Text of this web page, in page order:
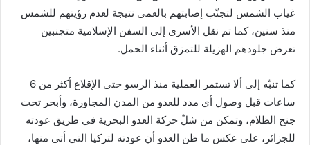
غياب الشمس لتجنّب إصابتهم بالعمى نتيجة لعدم رؤيتهم للشمس
منذ سنين، كما تم نقل الأسرى إلى السفن الإسلامية متجنبين
تعرض جلودهم الهزيلة للتمزق أثناء الحمل.
كما تنبّه إلى ألا تستمر العملية منذ الرسو حتى الإقلاع أكثر من 6
ساعات قبل وصول أي مدد للعدو من المدن المجاورة، وأبحر تحت
جنح الظلام، وتمكن من شلّ حركة العدو البحرية في طريق عودته
للجزائر، على عكس ما ظن العدو أن عودته لتركيا التي أتى منها،